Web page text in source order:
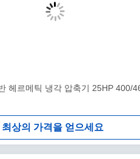
헤르메틱 냉각 압축기 25HP 400/
최상의 가격을 얻으세요